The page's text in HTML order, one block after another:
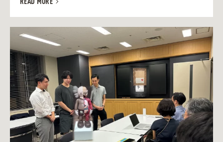
READ MORE